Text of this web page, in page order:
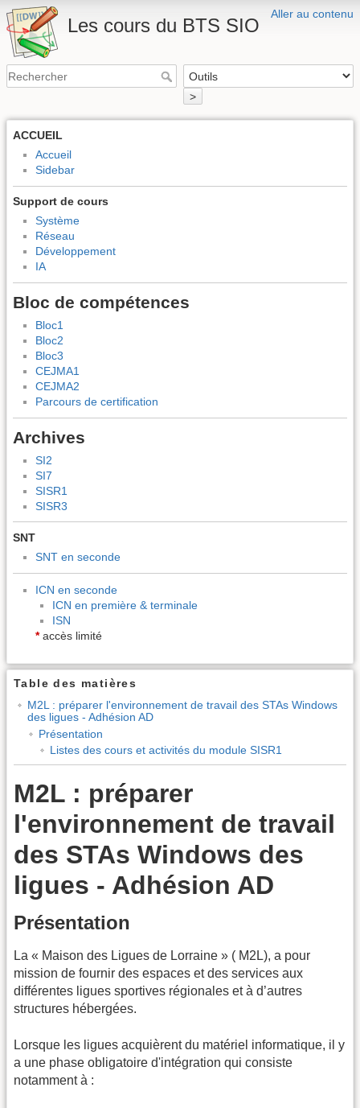
Aller au contenu
Les cours du BTS SIO
>
ACCUEIL
Accueil
Sidebar
Support de cours
Système
Réseau
Développement
IA
Bloc de compétences
Bloc1
Bloc2
Bloc3
CEJMA1
CEJMA2
Parcours de certification
Archives
SI2
SI7
SISR1
SISR3
SNT
SNT en seconde
ICN en seconde
ICN en première & terminale
ISN
*accès limité
Table des matières
M2L : préparer l'environnement de travail des STAs Windows
des ligues - Adhésion AD
Présentation
Listes des cours et activités du module SISR1
M2L : préparer
l'environnement de travail
des STAs Windows des
ligues - Adhésion AD
Présentation
La « Maison des Ligues de Lorraine » ( M2L), a pour
mission de fournir des espaces et des services aux
différentes ligues sportives régionales et à d’autres
structures hébergées.
Lorsque les ligues acquièrent du matériel informatique, il y
a une phase obligatoire d'intégration qui consiste
notamment à :